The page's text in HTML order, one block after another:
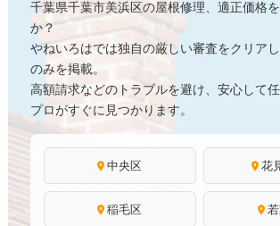
千葉県千葉市美浜区の屋根修理、適正価格
か？
やねいろはでは独自の厳しい審査をクリア
のみを掲載。
高額請求などのトラブルを避け、安心して
プロがすぐに見つかります。
中央区 花
稲毛区